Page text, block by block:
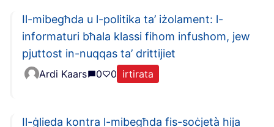
Il-mibegħda u l-politika ta’ iżolament: l-
informaturi bħala klassi fihom infushom, jew
pjuttost in-nuqqas ta’ drittijiet
Ardi Kaars 0 0 irtirata
Il-ġlieda kontra l-mibegħda fis-soċjetà hija